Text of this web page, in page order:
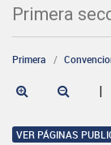
Primera
Primera
|
VER PÁGINAS